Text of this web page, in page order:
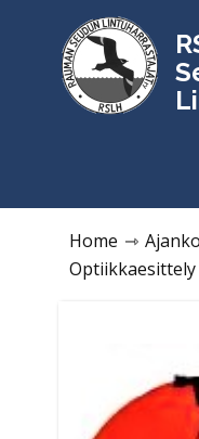
Home ⇾
Optiikkaesittely